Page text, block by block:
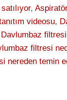
,
videosu,
Davlumbaz filtresi
filtresi
nereden temin